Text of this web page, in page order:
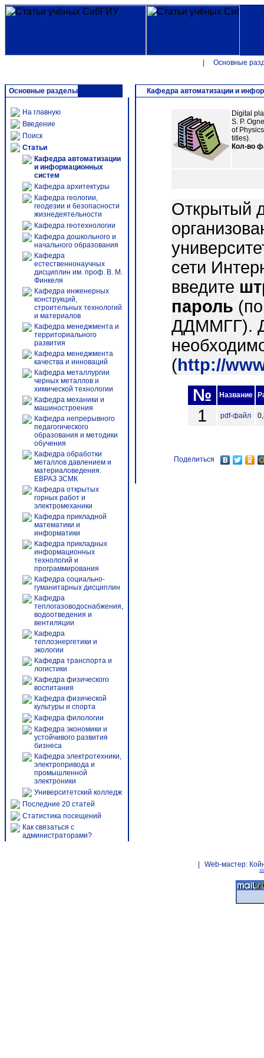
Основные
Основные разделы
На главную
Введение
Поиск
Статьи
Кафедра автоматизации
и информационных
систем
Кафедра архитектуры
Кафедра геологии,
геодезии и безопасности
жизнедеятельности
Кафедра геотехнологии
Кафедра дошкольного и
начального образования
Кафедра
естественнонаучных
дисциплин им. проф. В. М.
Финкеля
Кафедра инженерных
конструкций,
строительных технологий
и материалов
Кафедра менеджмента и
территориального
развития
Кафедра менеджмента
качества и инноваций
Кафедра металлургии
черных металлов и
химической технологии
Кафедра механики и
машиностроения
Кафедра непрерывного
педагогического
образования и методики
обучения
Кафедра обработки
металлов давлением и
материаловедения.
ЕВРАЗ ЗСМК
Кафедра открытых
горных работ и
электромеханики
Кафедра прикладной
математики и
информатики
Кафедра прикладных
информационных
технологий и
программирования
Кафедра социально-
гуманитарных дисциплин
Кафедра
теплогазоводоснабжения,
водоотведения и
вентиляции
Кафедра
теплоэнергетики и
экологии
Кафедра транспорта и
логистики
Кафедра физического
воспитания
Кафедра физической
культуры и спорта
Кафедра филологии
Кафедра экономики и
устойчивого развития
бизнеса
Кафедра электротехники,
электропривода и
промышленной
электроники
Университетский колледж
Последние 20 статей
Статистика посещений
Как связаться с
администраторами?
Кафедра автоматизации и
Digital
S. P.
of
titles).
Кол-во
Открытый
сети
введите
пароль
ДДММГГ).
(http://
№
Название
1 pdf-файл
Поделиться
Web-мастер: